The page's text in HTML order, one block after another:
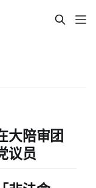
大陪审团
议员